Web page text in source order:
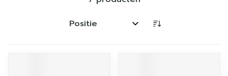
Sorteer op: